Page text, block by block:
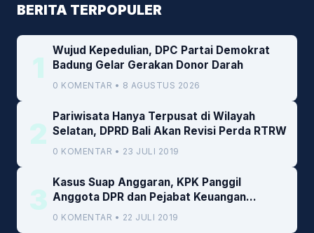
BERITA TERPOPULER
1
Wujud Kepedulian, DPC Partai Demokrat
Badung Gelar Gerakan Donor Darah
0 KOMENTAR • 8 AGUSTUS 2026
2
Pariwisata Hanya Terpusat di Wilayah
Selatan, DPRD Bali Akan Revisi Perda RTRW
0 KOMENTAR • 23 JULI 2019
3
Kasus Suap Anggaran, KPK Panggil
Anggota DPR dan Pejabat Keuangan
Kemenkeu
0 KOMENTAR • 22 JULI 2019